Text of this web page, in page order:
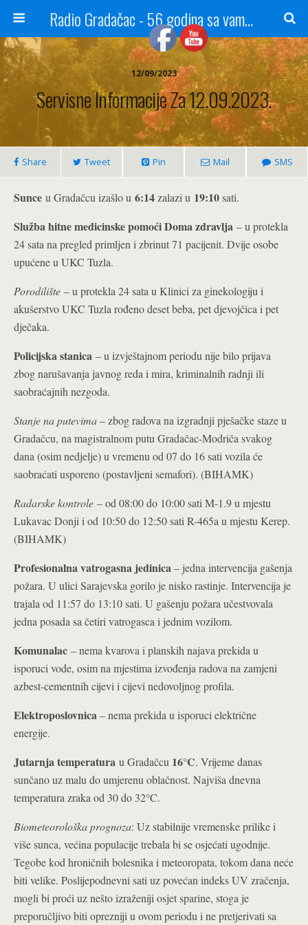
Radio Gradačac - 56 godina sa vama...
12/09/2023
Servisne Informacije Za 12.09.2023.
Share Tweet Pin Mail SMS
Sunce u Gradačcu izašlo u 6:14zalazi u 19:10sati.
Služba hitne medicinske pomoći Doma zdravlja – u protekla
24 sata na pregled primljen i zbrinut 71 pacijenit. Dvije osobe
upućene u UKC Tuzla.
Porodilište – u protekla 24 sata u Klinici za ginekologiju i
akušerstvo UKC Tuzla rođeno deset beba, pet djevojčica i pet
dječaka.
Policijska stanica – u izvještajnom periodu nije bilo prijava
zbog narušavanja javnog reda i mira, kriminalnih radnji ili
saobraćajnih nezgoda.
Stanje na putevima– zbog radova na izgradnji pješačke staze u
Gradačcu, na magistralnom putu Gradačac-Modriča svakog
dana (osim nedjelje) u vremenu od 07 do 16 sati vozila će
saobraćati usporeno (postavljeni semafori). (BIHAMK)
Radarske kontrole – od 08:00 do 10:00 sati M-1.9 u mjestu
Lukavac Donji i od 10:50 do 12:50 sati R-465a u mjestu Kerep.
(BIHAMK)
Profesionalna vatrogasna jedinica– jedna intervencija gašenja
požara. U ulici Sarajevska gorilo je nisko rastinje. Intervencija je
trajala od 11:57 do 13:10 sati. U gašenju požara učestvovala
jedna posada sa četiri vatrogasca i jednim vozilom.
Komunalac – nema kvarova i planskih najava prekida u
isporuci vode, osim na mjestima izvođenja radova na zamjeni
azbest-cementnih cijevi i cijevi nedovoljnog profila.
Elektroposlovnica– nema prekida u isporuci električne
energije.
Jutarnja temperatura u Gradačcu 16°C. Vrijeme danas
sunčano uz malu do umjerenu oblačnost. Najviša dnevna
temperatura zraka od 30 do 32°C.
Biometeorološka prognoza: Uz stabilnije vremenske prilike i
više sunca, većina populacije trebala bi se osjećati ugodnije.
Tegobe kod hroničnih bolesnika i meteoropata, tokom dana neće
biti velike. Poslijepodnevni sati uz povećan indeks UV zračenja,
mogli bi proći uz nešto izraženiji osjet sparine, stoga je
preporučljivo biti oprezniji u ovom periodu i ne pretjerivati sa